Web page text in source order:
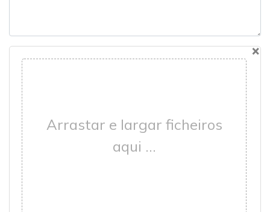
×
Arrastar e largar ficheiros
aqui …